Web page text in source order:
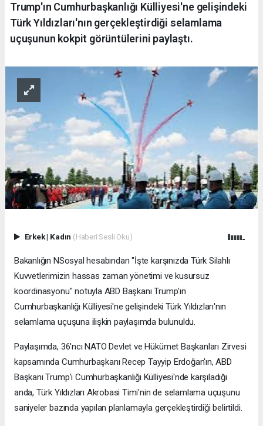
Trump'ın Cumhurbaşkanlığı Külliyesi'ne gelişindeki
Türk Yıldızları'nın gerçekleştirdiği selamlama
uçuşunun kokpit görüntülerini paylaştı.
Erkek| Kadın (Haberi Sesli Oku)
Bakanlığın NSosyal hesabından "İşte karşınızda Türk Silahlı
Kuvvetlerimizin hassas zaman yönetimi ve kusursuz
koordinasyonu" notuyla ABD Başkanı Trump'ın
Cumhurbaşkanlığı Külliyesi'ne gelişindeki Türk Yıldızları'nın
selamlama uçuşuna ilişkin paylaşımda bulunuldu.
Paylaşımda, 36'ncı NATO Devlet ve Hükümet Başkanları Zirvesi
kapsamında Cumhurbaşkanı Recep Tayyip Erdoğan'ın, ABD
Başkanı Trump'ı Cumhurbaşkanlığı Külliyesi'nde karşıladığı
anda, Türk Yıldızları Akrobasi Timi'nin de selamlama uçuşunu
saniyeler bazında yapılan planlamayla gerçekleştirdiği belirtildi.